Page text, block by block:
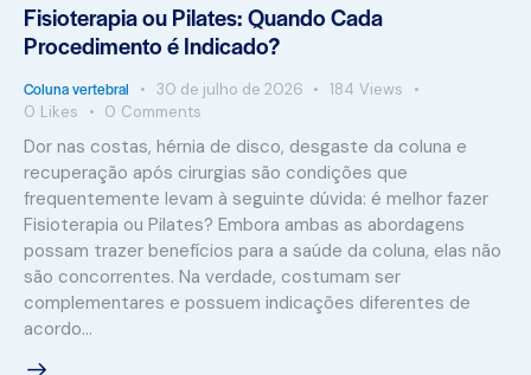
Fisioterapia ou Pilates: Quando Cada
Procedimento é Indicado?
Coluna vertebral 30 de julho de 2026 184 Views
0 Likes 0 Comments
Dor nas costas, hérnia de disco, desgaste da coluna e
recuperação após cirurgias são condições que
frequentemente levam à seguinte dúvida: é melhor fazer
Fisioterapia ou Pilates? Embora ambas as abordagens
possam trazer benefícios para a saúde da coluna, elas não
são concorrentes. Na verdade, costumam ser
complementares e possuem indicações diferentes de
acordo…